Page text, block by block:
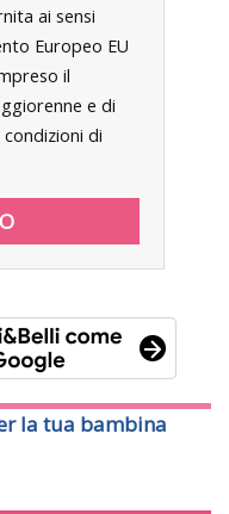
ai sensi
Europeo EU
il
e di
di
la tua bambina